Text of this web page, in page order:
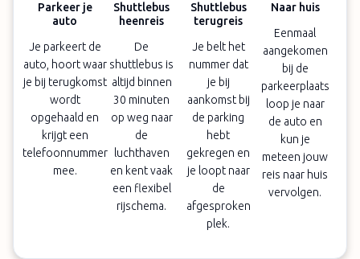
Parkeer je
auto
Je parkeert de
auto, hoort waar
je bij terugkomst
wordt
opgehaald en
krijgt een
telefoonnummer
mee.
Shuttlebus
heenreis
De
shuttlebus is
altijd binnen
30 minuten
op weg naar
de
luchthaven
en kent vaak
een flexibel
rijschema.
Shuttlebus
terugreis
Je belt het
nummer dat
je bij
aankomst bij
de parking
hebt
gekregen en
je loopt naar
de
afgesproken
plek.
Naar huis
Eenmaal
aangekomen
bij de
parkeerplaats
loop je naar
de auto en
kun je
meteen jouw
reis naar huis
vervolgen.